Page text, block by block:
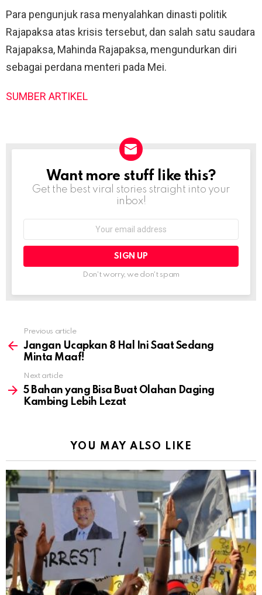
Para pengunjuk rasa menyalahkan dinasti politik
Rajapaksa atas krisis tersebut, dan salah satu saudara
Rajapaksa, Mahinda Rajapaksa, mengundurkan diri
sebagai perdana menteri pada Mei.
SUMBER ARTIKEL
NEWSLETTER
Want more stuff like this?
Get the best viral stories straight into your
inbox!
Don't worry, we don't spam
more
Previous article
Jangan Ucapkan 8 Hal Ini Saat Sedang
Minta Maaf!
Next article
5 Bahan yang Bisa Buat Olahan Daging
Kambing Lebih Lezat
YOU MAY ALSO LIKE